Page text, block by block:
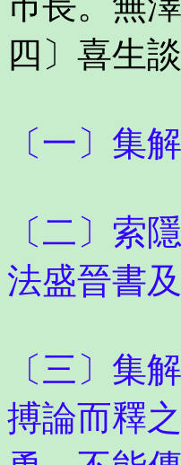
四〕喜生
〔一〕集
〔二〕索
法盛晉書
〔三〕集
搏論而釋